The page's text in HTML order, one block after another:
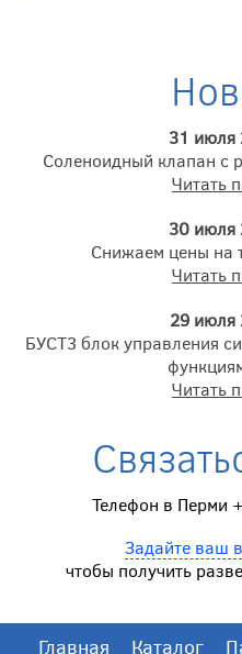
31 июля
Соленоидный клапан с
Читать
30 июля
Снижаем цены на
Читать
29 июля
БУСТ3 блок управления
Читать
Телефон в Перми
Задайте ваш
чтобы получить
Главная Каталог